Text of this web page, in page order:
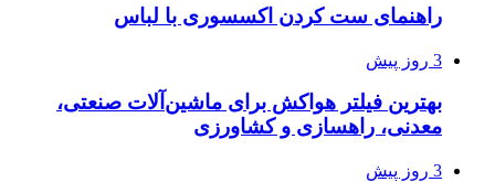
راهنمای ست کردن اکسسوری با لباس
3 روز پیش
بهترین فیلتر هواکش برای ماشین‌آلات صنعتی،
معدنی، راهسازی و کشاورزی
3 روز پیش